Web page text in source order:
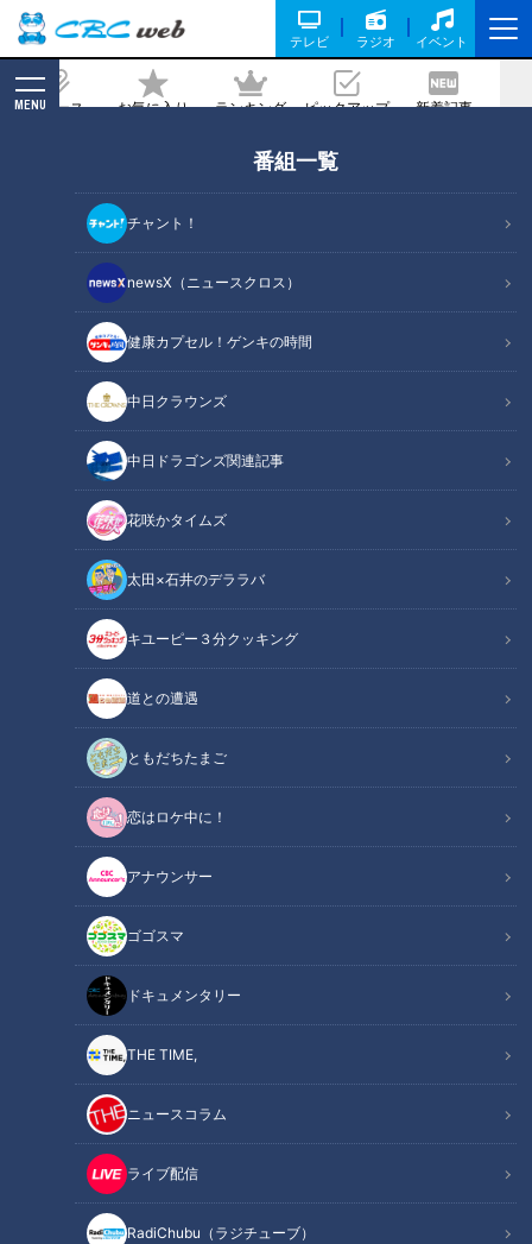
テレビ ラジオ イベント
ニュース お気に入り ランキング ピックアップ 新着記事
MENU
番組一覧
チャント！
newsX（ニュースクロス）
健康カプセル！ゲンキの時間
中日クラウンズ
中日ドラゴンズ関連記事
花咲かタイムズ
太田×石井のデララバ
キユーピー３分クッキング
道との遭遇
ともだちたまご
恋はロケ中に！
アナウンサー
ゴゴスマ
ドキュメンタリー
THE TIME,
ニュースコラム
ライブ配信
RadiChubu（ラジチューブ）
2026/06/06 05:59
RadiChubu（ラジチューブ）
つボイノリオの聞けば聞くほど
ＣＢＣラジオ『つボイノリオの聞けば聞くほど』の不定期コー
ナー「華麗なる食卓」は、家庭ごとのカレーの具材に関する話
題から始まったコーナーです。6月3日の放送で話題になった
のは、ところてん。地域によって味や薬味が変わるところてん
ですが、さまざまなリスナーの意見をつボイノリオと小高直子
アナウンサーが紹介していきます。
関連リンク
1本か2本か
食べ慣れた味がいい？
おやつ？おかず？
ブランド物のところてん
オススメ関連コンテンツ
1本か2本か
「私は生まれも育ちも名古屋ですから、酢醤油一択でごまをか
けて、からしを添えて、箸1本でのスタイルでした」（Aさ
小高「そう言われるけど、箸1本で食べたことないです」